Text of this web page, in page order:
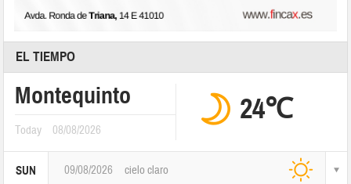
EL TIEMPO
Montequinto
Today 08/08/2026
24℃
SUN 09/08/2026 cielo claro